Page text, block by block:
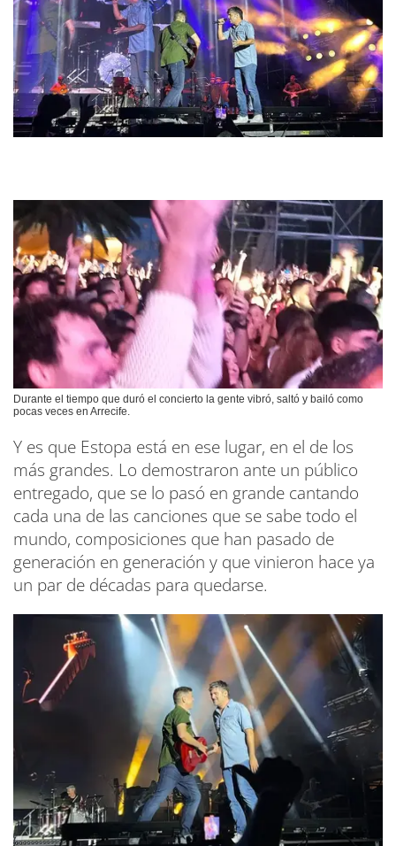
Durante el tiempo que duró el concierto la gente vibró, saltó y bailó como
pocas veces en Arrecife.
Y es que Estopa está en ese lugar, en el de los
más grandes. Lo demostraron ante un público
entregado, que se lo pasó en grande cantando
cada una de las canciones que se sabe todo el
mundo, composiciones que han pasado de
generación en generación y que vinieron hace ya
un par de décadas para quedarse.